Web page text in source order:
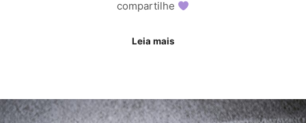
compartilhe
Leia mais